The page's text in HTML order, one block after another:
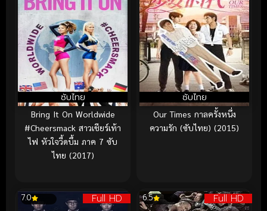
ซับไทย
Bring It On Worldwide
#Cheersmack สาวเชียร์เท้า
ไฟ หัวใจวี้ดบึ้ม ภาค 7 ซับ
ไทย (2017)
ซับไทย
Our Times กาลครั้งหนึ่ง
ความรัก (ซับไทย) (2015)
Full HD
7.0 Full HD
6.5